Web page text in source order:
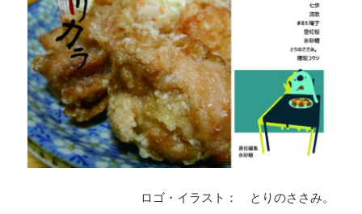
ロゴ・イラスト： とりのささみ。